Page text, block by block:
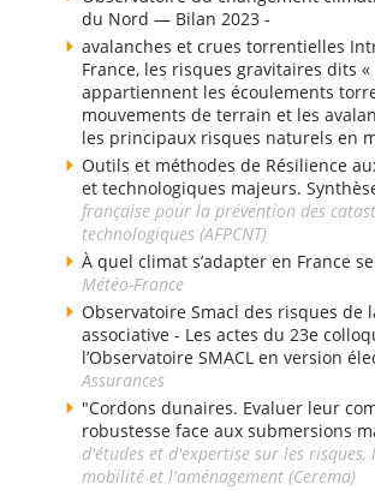
du Nord — Bilan 2023 -
avalanches et crues torrentielles
France, les risques gravitaires dits
appartiennent les écoulements
mouvements de terrain et les
les principaux risques naturels en
Outils et méthodes de Résilience
et technologiques majeurs.
française pour la prévention des
technologiques (AFPCNT)
À quel climat s’adapter en France
Météo-France
Observatoire Smacl des risques de
associative - Les actes du 23e
l’Observatoire SMACL en version
Assurances
"Cordons dunaires. Evaluer leur
robustesse face aux submersions
d'études et d'expertise sur les
mobilité et l'aménagement (Cerema)